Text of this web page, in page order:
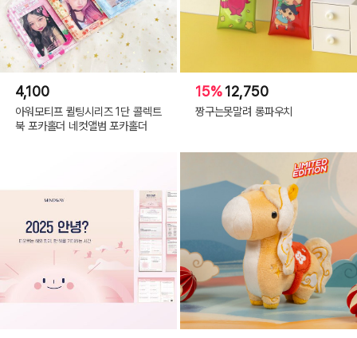
4,100
아워모티프 퀼팅시리즈 1단 콜렉트
북 포카홀더 네컷앨범 포카홀더
15%12,750
짱구는못말려 롱파우치